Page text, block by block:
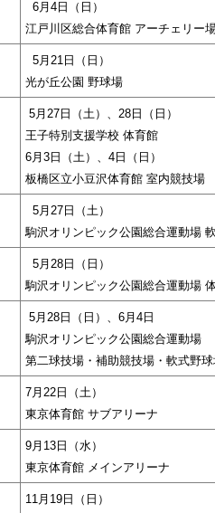
6月4日（日）
江戸川区総合体育館 アーチェリー
5月21日（日）
光が丘公園 野球場
5月27日（土）、28日（日）
王子特別支援学校 体育館
6月3日（土）、4日（日）
板橋区立小豆沢体育館 室内競技場
5月27日（土）
駒沢オリンピック公園総合運動場
5月28日（日）
駒沢オリンピック公園総合運動場
5月28日（日）、6月4日
駒沢オリンピック公園総合運動場
第二球技場・補助競技場・軟式野
7月22日（土）
東京体育館 サブアリーナ
9月13日（水）
東京体育館 メインアリーナ
11月19日（日）